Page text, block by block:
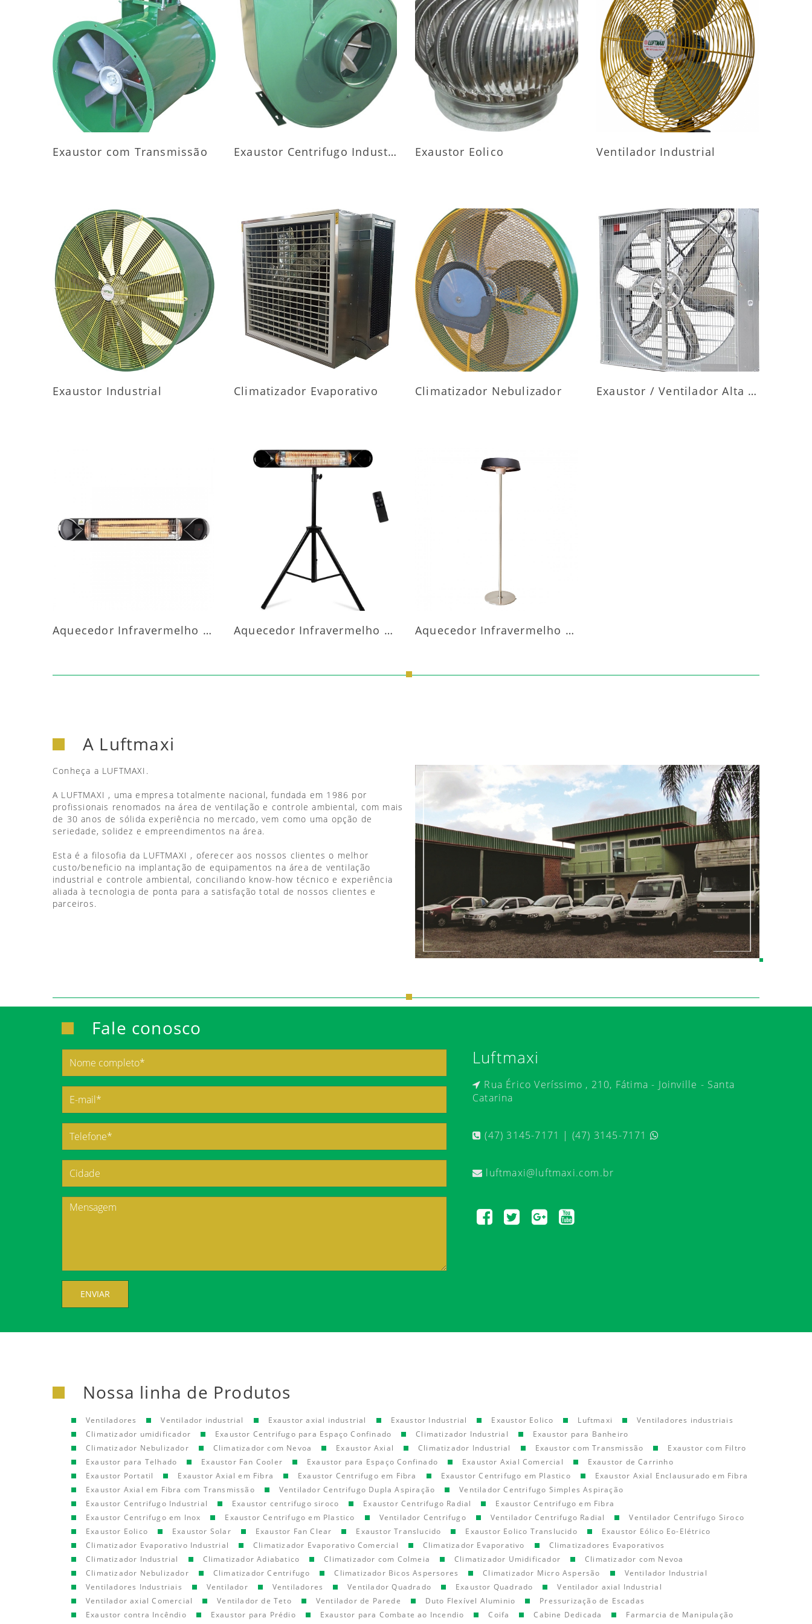
MAIS INFORMAÇÕES
Exaustor com Transmissão
MAIS INFORMAÇÕES
Exaustor Centrifugo Industrial
MAIS INFORMAÇÕES
Exaustor Eolico
MAIS INFORMAÇÕES
Ventilador Industrial
MAIS INFORMAÇÕES
Exaustor Industrial
MAIS INFORMAÇÕES
Climatizador Evaporativo
MAIS INFORMAÇÕES
Climatizador Nebulizador
MAIS INFORMAÇÕES
Exaustor / Ventilador Alta Vazão
MAIS INFORMAÇÕES
Aquecedor Infravermelho Parede
MAIS INFORMAÇÕES
Aquecedor Infravermelho Pedestal Aquecedor Infravermelho Pedestal Luft-20000
A Luftmaxi
Conheça a LUFTMAXI.
A LUFTMAXI , uma empresa totalmente nacional, fundada em 1986 por
profissionais renomados na área de ventilação e controle ambiental, com mais
de 30 anos de sólida experiência no mercado, vem como uma opção de
seriedade, solidez e empreendimentos na área.
Esta é a filosofia da LUFTMAXI , oferecer aos nossos clientes o melhor
custo/beneficio na implantação de equipamentos na área de ventilação
industrial e controle ambiental, conciliando know-how técnico e experiência
aliada à tecnologia de ponta para a satisfação total de nossos clientes e
parceiros.
Fale conosco
ENVIAR
Luftmaxi
Rua Érico Veríssimo , 210, Fátima - Joinville - Santa
Catarina
(47) 3145-7171 | (47) 3145-7171
luftmaxi@luftmaxi.com.br
Nossa linha de Produtos
Ventiladores Ventilador industrial Exaustor axial industrial Exaustor Industrial Exaustor Eolico Luftmaxi
Ventiladores industriais
Climatizador umidificador
Exaustor Centrifugo para Espaço Confinado Climatizador Industrial
Exaustor para Banheiro
Climatizador Nebulizador
Climatizador com Nevoa Exaustor Axial Climatizador Industrial Exaustor com Transmissão
Exaustor com Filtro
Exaustor para Telhado
Exaustor Fan Cooler Exaustor para Espaço Confinado Exaustor Axial Comercial
Exaustor de Carrinho
Exaustor Portatil
Exaustor Axial em Fibra Exaustor Centrifugo em Fibra Exaustor Centrifugo em Plastico
Exaustor Axial Enclausurado em Fibra
Exaustor Axial em Fibra com Transmissão
Ventilador Centrifugo Dupla Aspiração
Ventilador Centrifugo Simples Aspiração
Exaustor Centrifugo Industrial
Exaustor centrifugo siroco Exaustor Centrifugo Radial
Exaustor Centrifugo em Fibra
Exaustor Centrifugo em Inox
Exaustor Centrifugo em Plastico Ventilador Centrifugo Ventilador Centrifugo Radial
Ventilador Centrifugo Siroco
Exaustor Eolico
Exaustor Solar Exaustor Fan Clear Exaustor Translucido Exaustor Eolico Translucido
Exaustor Eólico Eo-Elétrico
Climatizador Evaporativo Industrial
Climatizador Evaporativo Comercial Climatizador Evaporativo
Climatizadores Evaporativos
Climatizador Industrial
Climatizador Adiabatico Climatizador com Colmeia Climatizador Umidificador
Climatizador com Nevoa
Climatizador Nebulizador
Climatizador Centrifugo Climatizador Bicos Aspersores Climatizador Micro Aspersão
Ventilador Industrial
Ventiladores Industriais
Ventilador Ventiladores Ventilador Quadrado Exaustor Quadrado
Ventilador axial Industrial
Ventilador axial Comercial
Ventilador de Teto Ventilador de Parede Duto Flexível Aluminio
Pressurização de Escadas
Exaustor contra Incêndio
Exaustor para Prédio Exaustor para Combate ao Incendio Coifa Cabine Dedicada
Farmarcia de Manipulação